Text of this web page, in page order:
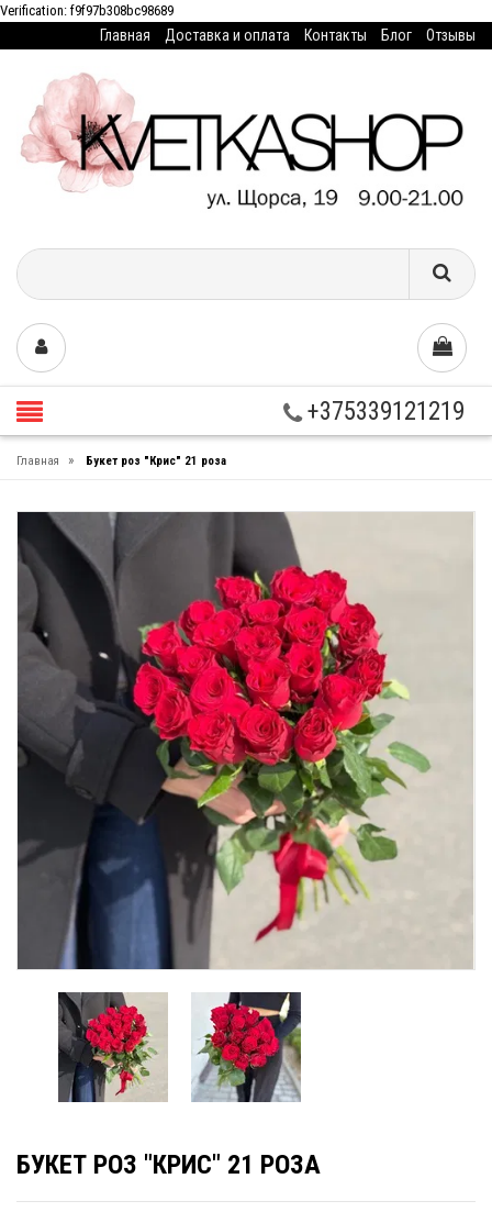
Verification: f9f97b308bc98689
Главная Доставка и оплата Контакты Блог Отзывы
+375339121219
Главная » Букет роз "Крис" 21 роза
БУКЕТ РОЗ "КРИС" 21 РОЗА